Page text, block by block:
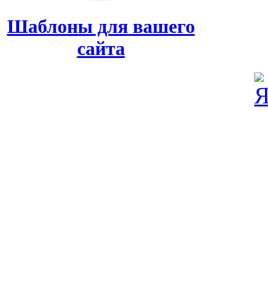
Шаблоны для вашего
сайта